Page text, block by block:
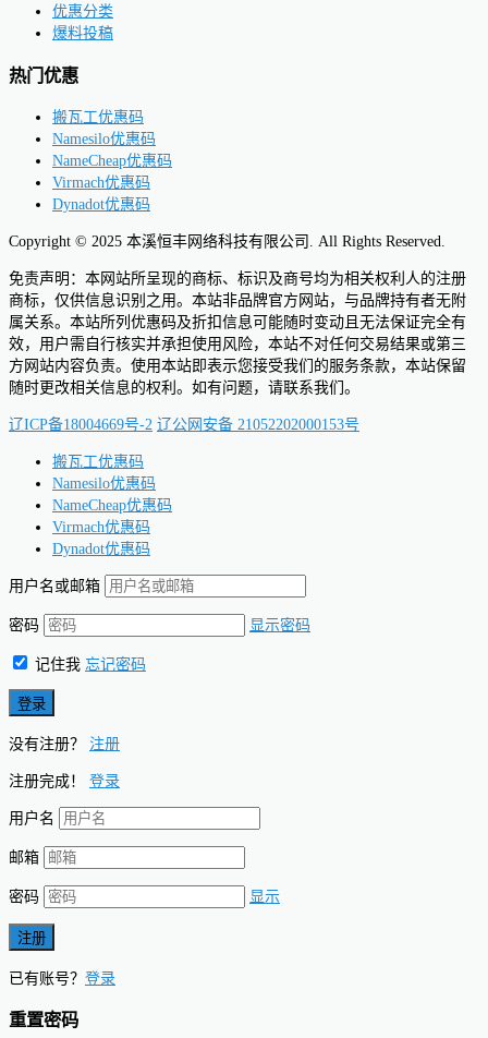
优惠分类
爆料投稿
热门优惠
搬瓦工优惠码
Namesilo优惠码
NameCheap优惠码
Virmach优惠码
Dynadot优惠码
Copyright © 2025 本溪恒丰网络科技有限公司. All Rights Reserved.
免责声明：本网站所呈现的商标、标识及商号均为相关权利人的注册
商标，仅供信息识别之用。本站非品牌官方网站，与品牌持有者无附
属关系。本站所列优惠码及折扣信息可能随时变动且无法保证完全有
效，用户需自行核实并承担使用风险，本站不对任何交易结果或第三
方网站内容负责。使用本站即表示您接受我们的服务条款，本站保留
随时更改相关信息的权利。如有问题，请联系我们。
辽ICP备18004669号-2 辽公网安备 21052202000153号
搬瓦工优惠码
Namesilo优惠码
NameCheap优惠码
Virmach优惠码
Dynadot优惠码
用户名或邮箱
密码 显示密码
记住我 忘记密码
没有注册？ 注册
注册完成！ 登录
用户名
邮箱
密码 显示
已有账号？ 登录
重置密码